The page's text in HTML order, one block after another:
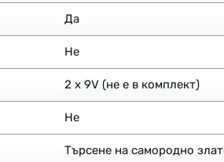
Да
Не
2 x 9V (не е в комплект)
Не
Търсене на самородно